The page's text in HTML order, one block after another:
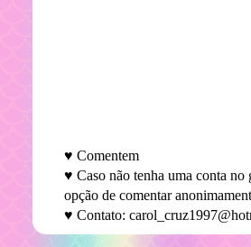
♥ Comentem
♥ Caso não tenha uma conta no
opção de comentar
♥ Contato: